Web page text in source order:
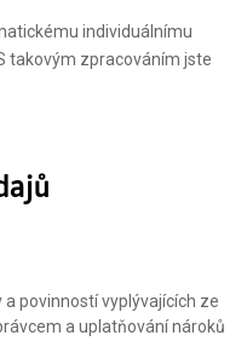
individuálnímu
takovým zpracováním jste
povinností vyplývajících ze
a uplatňování nároků